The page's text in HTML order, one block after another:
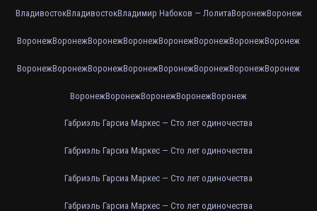
ВладивостокВладивостокВладимир Набоков — ЛолитаВоронежВоронеж
ВоронежВоронежВоронежВоронежВоронежВоронежВоронежВоронеж
ВоронежВоронежВоронежВоронежВоронежВоронежВоронежВоронеж
ВоронежВоронежВоронежВоронежВоронеж
Габриэль Гарсиа Маркес — Сто лет одиночества
Габриэль Гарсиа Маркес — Сто лет одиночества
Габриэль Гарсиа Маркес — Сто лет одиночества
Габриэль Гарсиа Маркес — Сто лет одиночества